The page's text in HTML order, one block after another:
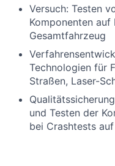
Versuch: Testen
Komponenten
Gesamtfahrzeug
Technologien für
Straßen, Laser-
und Testen der
bei Crashtests